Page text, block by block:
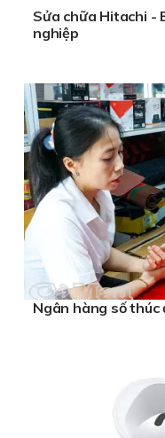
Sửa chữa Hitachi -
nghiệp
Ngân hàng số thúc